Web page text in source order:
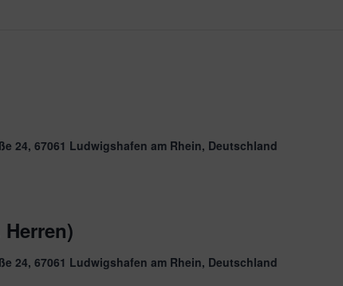
24, 67061 Ludwigshafen am Rhein, Deutschland
24, 67061 Ludwigshafen am Rhein, Deutschland